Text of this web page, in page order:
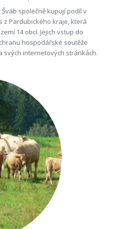
společně kupují podíl v
z Pardubického kraje, která
14 obcí. Jejich vstup do
hospodářské soutěže
svých internetových stránkách.